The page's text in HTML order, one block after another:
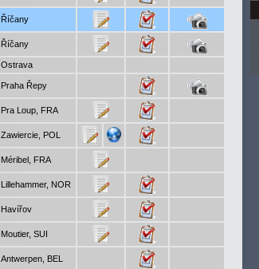
Říčany
Říčany
Ostrava
Praha Řepy
Pra Loup, FRA
Zawiercie, POL
Méribel, FRA
Lillehammer, NOR
Havířov
Moutier, SUI
Antwerpen, BEL